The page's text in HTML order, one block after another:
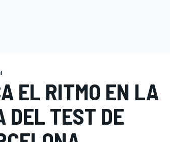
EL RITMO EN LA
DEL TEST DE